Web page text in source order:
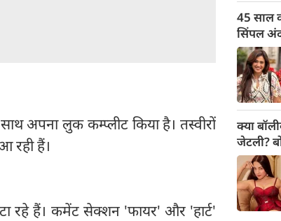
अपना लुक कम्प्लीट ‍किया है। तस्वीरों
रही हैं।
रहे हैं। कमेंट सेक्शन 'फायर' और 'हार्ट'
45 साल
सिंपल
क्या
जेटली?